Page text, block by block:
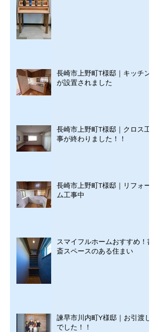
長崎市上野町T様邸｜キッチン
が設置されました
長崎市上野町T様邸｜クロス工
事が終わりました！！
長崎市上野町T様邸｜リフォー
ム工事中
スマイフルホームおすすめ！書
斎スペースのある住まい
諫早市川内町Y様邸｜お引渡し
でした！！